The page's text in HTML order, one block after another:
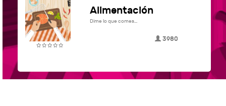
Alimentación
Dime lo que comes...
3980